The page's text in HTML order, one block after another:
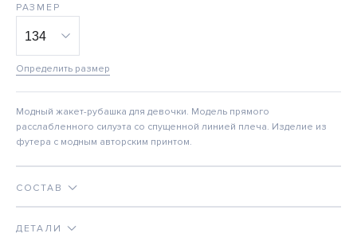
РАЗМЕР
Определить размер
Модный жакет-рубашка для девочки. Модель прямого
расслабленного силуэта со спущенной линией плеча. Изделие из
футера с модным авторским принтом.
СОСТАВ
ДЕТАЛИ